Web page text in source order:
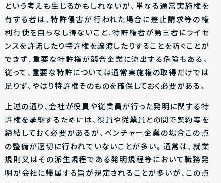
という考えも生じるかもしれないが、単なる通常実施権を
有する者は、特許侵害が行われた場合に差止請求等の権
利行使を自らなし得ないこと、特許権者が第三者にライセ
ンスを許諾したり特許権を譲渡したりすることを防ぐことが
できず、重要な特許権が競合企業に流出する危険もある。
従って、重要な特許については通常実施権の取得だけでは
足りず、やはり特許権そのものを確保しておく必要がある。
上述の通り、会社が役員や従業員が行った発明に関する特
許権を承継するためには、役員や従業員との間で契約等を
締結しておく必要があるが、ベンチャー企業の場合この点
の整備が適切に行われていないことが多い。通常は、就業
規則又はその派生規程である発明規程等において職務発
明が会社に帰属する旨が規定されることが多いが、この点